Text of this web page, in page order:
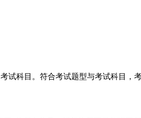
试科目。符合考试题型与考试科目，